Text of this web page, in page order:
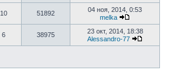
10 51892
04 ноя, 2014, 0:53
melka
6 38975
23 окт, 2014, 18:38
Alessandro-77